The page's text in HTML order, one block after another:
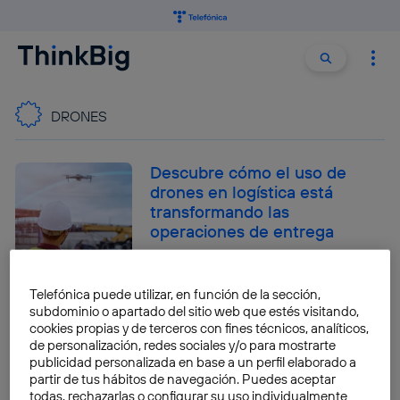
Buscar
DRONES
Descubre cómo el uso de
drones en logística está
transformando las
operaciones de entrega
¿Cómo de cerca estamos de
los aerotaxis? En España y
Francia, más de lo que
creemos
José María López
Telefónica puede utilizar, en función de la sección,
subdominio o apartado del sitio web que estés visitando,
cookies propias y de terceros con fines técnicos, analíticos,
de personalización, redes sociales y/o para mostrarte
publicidad personalizada en base a un perfil elaborado a
partir de tus hábitos de navegación. Puedes aceptar
todas, rechazarlas o configurar su uso individualmente